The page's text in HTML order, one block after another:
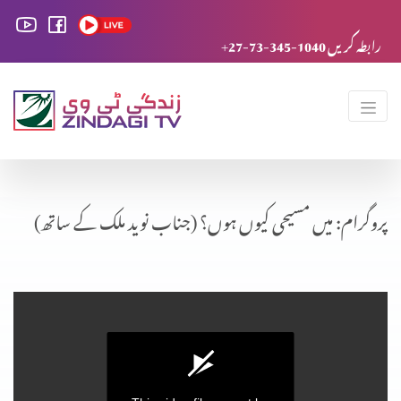
+27-73-345-1040 رابطہ کریں
پروگرام: میں مسیحی کیوں ہوں؟ (جناب نوید ملک کے ساتھ)